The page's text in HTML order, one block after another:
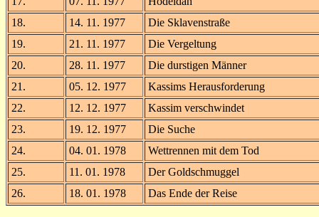
18.
14. 11. 1977
Die Sklavenstraße
19.
21. 11. 1977
Die Vergeltung
20.
28. 11. 1977
Die durstigen Männer
21.
05. 12. 1977
Kassims Herausforderung
22.
12. 12. 1977
Kassim verschwindet
23.
19. 12. 1977
Die Suche
24.
04. 01. 1978
Wettrennen mit dem Tod
25.
11. 01. 1978
Der Goldschmuggel
26.
18. 01. 1978 Das Ende der Reise